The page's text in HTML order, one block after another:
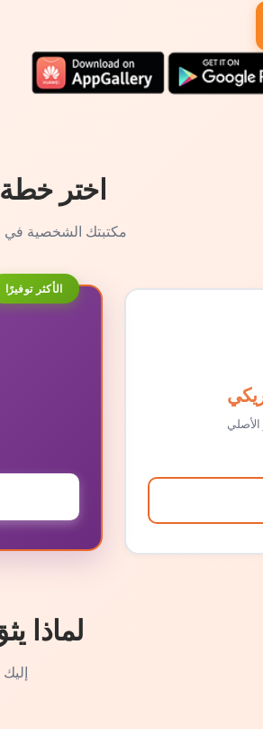
اختر
مكتبتك الشخصية في
الأكثر توفيرًا
لماذا